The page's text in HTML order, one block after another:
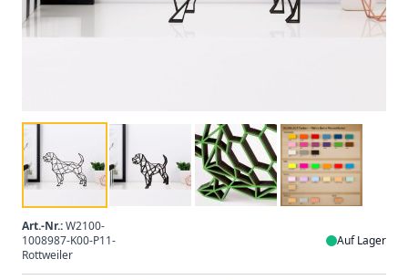
Art.-Nr.:W2100-
1008987-K00-P11-
Rottweiler
Auf Lager